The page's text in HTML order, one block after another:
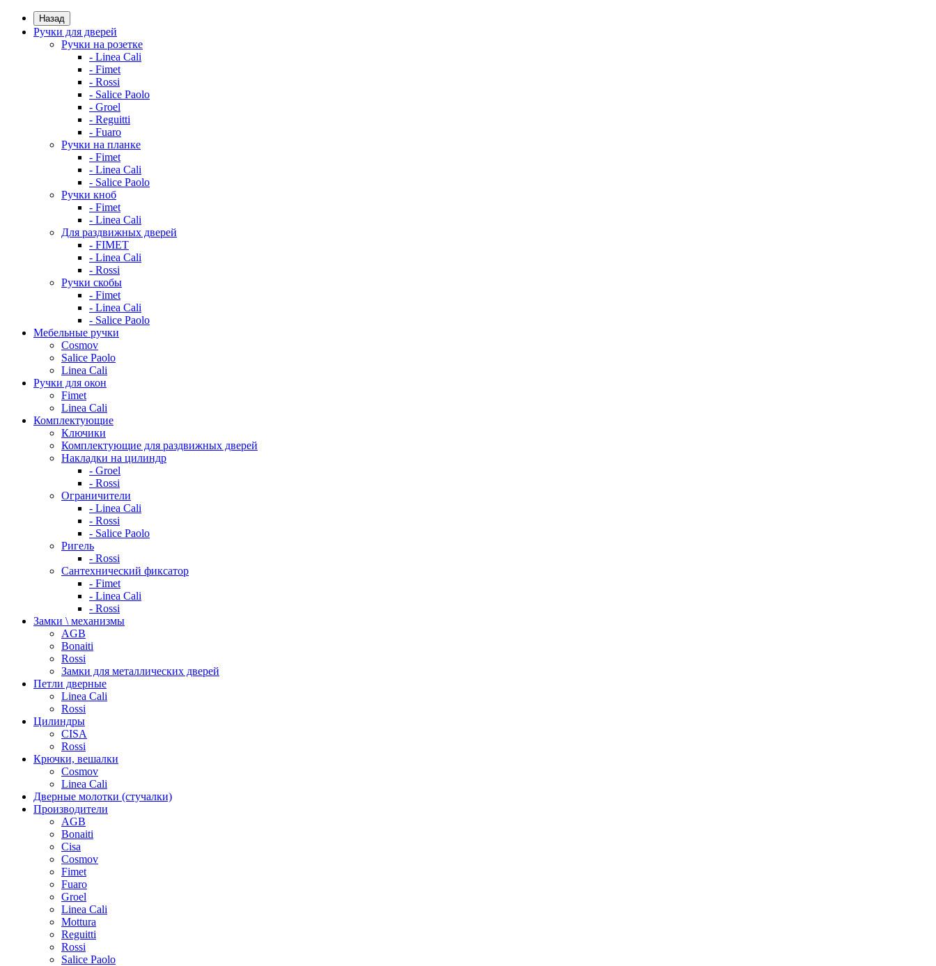
Назад
Ручки для дверей
Ручки на розетке
- Linea Cali
- Fimet
- Rossi
- Salice Paolo
- Groel
- Reguitti
- Fuaro
Ручки на планке
- Fimet
- Linea Cali
- Salice Paolo
Ручки кноб
- Fimet
- Linea Cali
Для раздвижных дверей
- FIMET
- Linea Cali
- Rossi
Ручки скобы
- Fimet
- Linea Cali
- Salice Paolo
Мебельные ручки
Cosmov
Salice Paolo
Linea Cali
Ручки для окон
Fimet
Linea Cali
Комплектующие
Ключики
Комплектующие для раздвижных дверей
Накладки на цилиндр
- Groel
- Rossi
Ограничители
- Linea Cali
- Rossi
- Salice Paolo
Ригель
- Rossi
Сантехнический фиксатор
- Fimet
- Linea Cali
- Rossi
Замки \ механизмы
AGB
Bonaiti
Rossi
Замки для металлических дверей
Петли дверные
Linea Cali
Rossi
Цилиндры
CISA
Rossi
Крючки, вешалки
Cosmov
Linea Cali
Дверные молотки (стучалки)
Производители
AGB
Bonaiti
Cisa
Cosmov
Fimet
Fuaro
Groel
Linea Cali
Mottura
Reguitti
Rossi
Salice Paolo